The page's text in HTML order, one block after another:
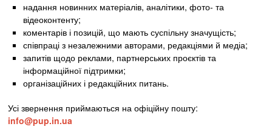
надання новинних матеріалів, аналітики, фото- та
відеоконтенту;
коментарів і позицій, що мають суспільну значущість;
співпраці з незалежними авторами, редакціями й медіа;
запитів щодо реклами, партнерських проєктів та
інформаційної підтримки;
організаційних і редакційних питань.
Усі звернення приймаються на офіційну пошту:
info@pup.in.ua